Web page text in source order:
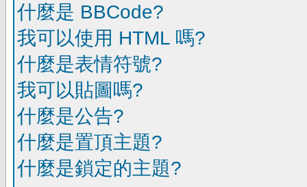
什麼是 BBCode?
我可以使用 HTML 嗎?
什麼是表情符號?
我可以貼圖嗎?
什麼是公告?
什麼是置頂主題?
什麼是鎖定的主題?